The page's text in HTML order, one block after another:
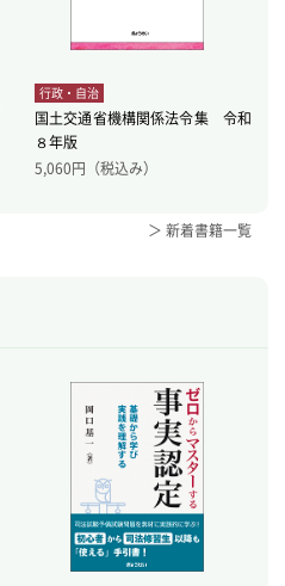
行政・自治
国土交通省機構関係法令集 令和
８年版
5,060円（税込み）
＞ 新着書籍一覧